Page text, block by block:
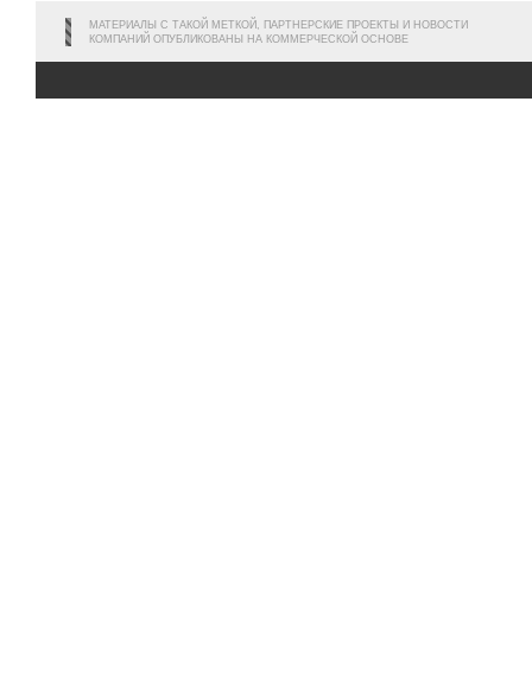
МАТЕРИАЛЫ С ТАКОЙ МЕТКОЙ, ПАРТНЕРСКИЕ ПРОЕКТЫ И НОВОСТИ
КОМПАНИЙ ОПУБЛИКОВАНЫ НА КОММЕРЧЕСКОЙ ОСНОВЕ